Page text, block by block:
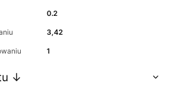
0.2
3,42
1
↓